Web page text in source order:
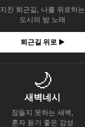
지친 퇴근길, 나를 위로하는
도시의 밤 노래
퇴근길 위로 ▶
🌙
새벽네시
잠들지 못하는 새벽,
혼자 듣기 좋은 감성